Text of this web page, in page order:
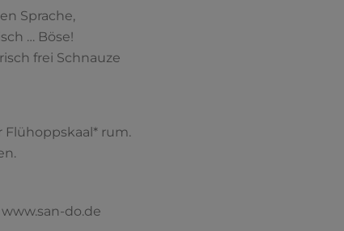
Sprache,
… Böse!
frei Schnauze
Flühoppskaal* rum.
do.de